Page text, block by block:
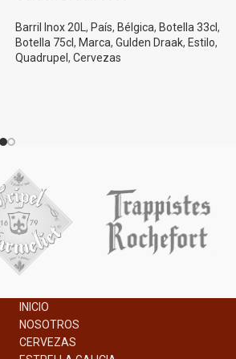
Barril Inox 20L , País, Bélgica, Botella 33cl,
Botella 75cl, Marca, Gulden Draak, Estilo,
Quadrupel , Cervezas
Origen
Bélgica
Marca
Gulden Draak
Estilo
INICIO
NOSOTROS
CERVEZAS